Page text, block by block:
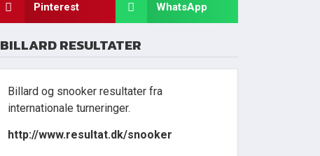
Pinterest WhatsApp
BILLARD RESULTATER
Billard og snooker resultater fra
internationale turneringer.
http://www.resultat.dk/snooker